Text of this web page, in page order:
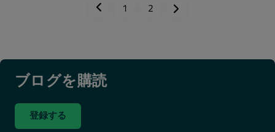
1
2
ブログを購読
登録する